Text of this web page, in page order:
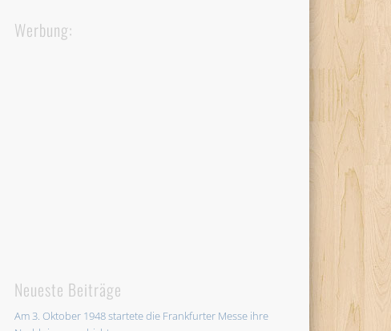
Werbung:
Neueste Beiträge
Am 3. Oktober 1948 startete die Frankfurter Messe ihre